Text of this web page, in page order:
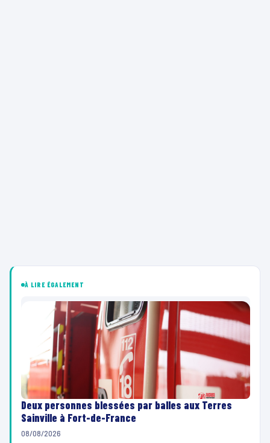
À LIRE ÉGALEMENT
Deux personnes blessées par balles aux Terres
Sainville à Fort-de-France
08/08/2026